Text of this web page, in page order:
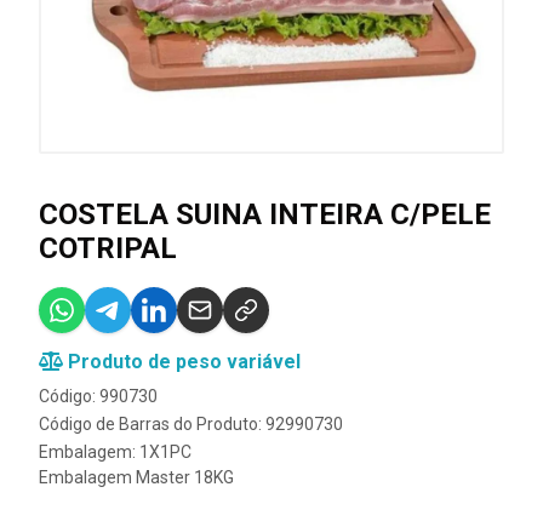
COSTELA SUINA INTEIRA C/PELE
COTRIPAL
Produto de peso variável
Código: 990730
Código de Barras do Produto: 92990730
Embalagem: 1X1PC
Embalagem Master 18KG